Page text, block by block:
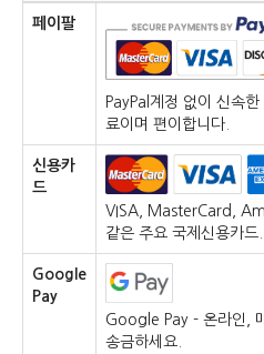
페이팔
PayPal계정 없이 신속
료이며 편이합니다.
신용카
드
VISA, MasterCard,
같은 주요 국제신용카드.
Google
Pay
Google Pay - 온라인,
송금하세요.